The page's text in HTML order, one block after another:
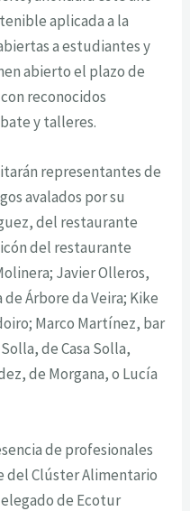
aplicada a la
a estudiantes y
abierto el plazo de
reconocidos
y talleres.
representantes de
avalados por su
del restaurante
del restaurante
Javier Olleros,
Árbore da Veira; Kike
Marco Martínez, bar
de Casa Solla,
de Morgana, o Lucía
de profesionales
del Clúster Alimentario
de Ecotur